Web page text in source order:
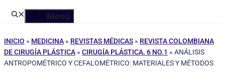
Menú
INICIO » MEDICINA » REVISTAS MÉDICAS » REVISTA COLOMBIANA
DE CIRUGÍA PLÁSTICA » CIRUGÍA PLÁSTICA. 6 NO.1 » ANÁLISIS
ANTROPOMÉTRICO Y CEFALOMÉTRICO: MATERIALES Y MÉTODOS